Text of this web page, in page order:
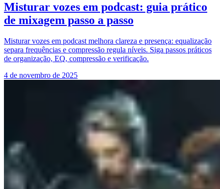
Misturar vozes em podcast: guia prático
de mixagem passo a passo
Misturar vozes em podcast melhora clareza e presença: equalização
separa frequências e compressão regula níveis. Siga passos práticos
de organização, EQ, compressão e verificação.
4 de novembro de 2025